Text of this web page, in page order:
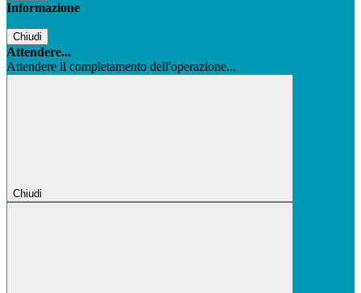
Informazione
Chiudi
Attendere...
Attendere il completamento dell'operazione...
Chiudi